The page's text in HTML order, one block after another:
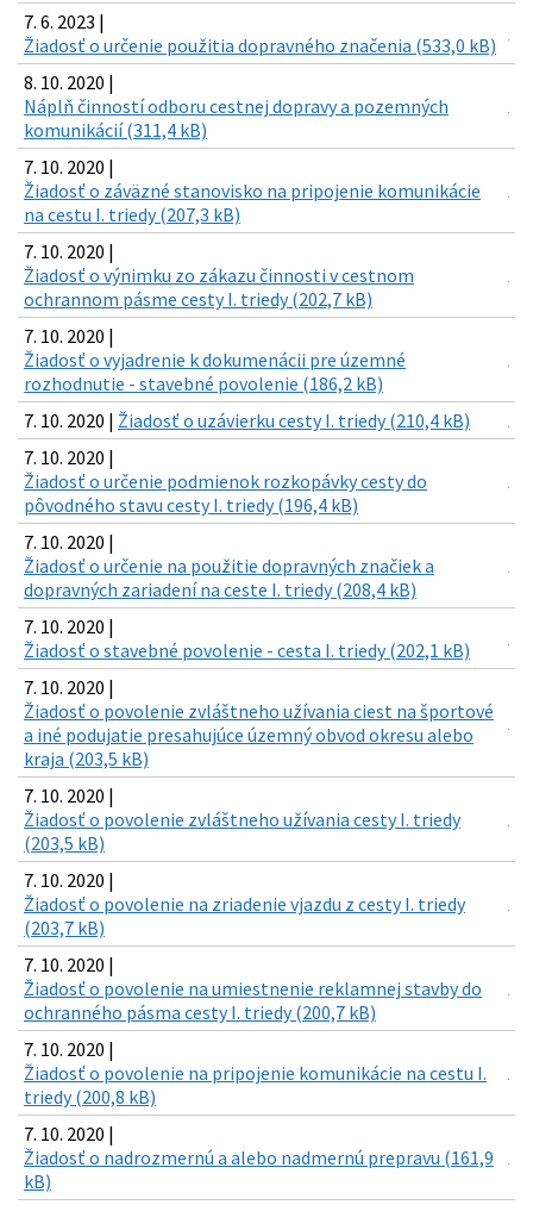
7. 6. 2023 |
Žiadosť o určenie použitia dopravného značenia (533,0 kB)
8. 10. 2020 |
Náplň činností odboru cestnej dopravy a pozemných
komunikácií (311,4 kB)
7. 10. 2020 |
Žiadosť o záväzné stanovisko na pripojenie komunikácie
na cestu I. triedy (207,3 kB)
7. 10. 2020 |
Žiadosť o výnimku zo zákazu činnosti v cestnom
ochrannom pásme cesty I. triedy (202,7 kB)
7. 10. 2020 |
Žiadosť o vyjadrenie k dokumenácii pre územné
rozhodnutie - stavebné povolenie (186,2 kB)
7. 10. 2020 | Žiadosť o uzávierku cesty I. triedy (210,4 kB)
7. 10. 2020 |
Žiadosť o určenie podmienok rozkopávky cesty do
pôvodného stavu cesty I. triedy (196,4 kB)
7. 10. 2020 |
Žiadosť o určenie na použitie dopravných značiek a
dopravných zariadení na ceste I. triedy (208,4 kB)
7. 10. 2020 |
Žiadosť o stavebné povolenie - cesta I. triedy (202,1 kB)
7. 10. 2020 |
Žiadosť o povolenie zvláštneho užívania ciest na športové
a iné podujatie presahujúce územný obvod okresu alebo
kraja (203,5 kB)
7. 10. 2020 |
Žiadosť o povolenie zvláštneho užívania cesty I. triedy
(203,5 kB)
7. 10. 2020 |
Žiadosť o povolenie na zriadenie vjazdu z cesty I. triedy
(203,7 kB)
7. 10. 2020 |
Žiadosť o povolenie na umiestnenie reklamnej stavby do
ochranného pásma cesty I. triedy (200,7 kB)
7. 10. 2020 |
Žiadosť o povolenie na pripojenie komunikácie na cestu I.
triedy (200,8 kB)
7. 10. 2020 |
Žiadosť o nadrozmernú a alebo nadmernú prepravu (161,9
kB)